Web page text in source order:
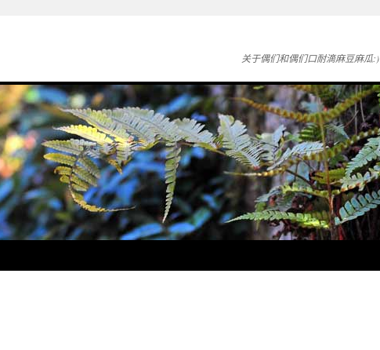
关于偶们和偶们口耐滴麻豆麻瓜:)